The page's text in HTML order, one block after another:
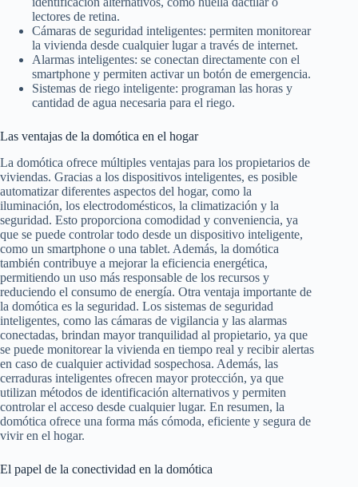
lectores de retina.
Cámaras de seguridad inteligentes: permiten monitorear
la vivienda desde cualquier lugar a través de internet.
Alarmas inteligentes: se conectan directamente con el
smartphone y permiten activar un botón de emergencia.
Sistemas de riego inteligente: programan las horas y
cantidad de agua necesaria para el riego.
Las ventajas de la domótica en el hogar
La domótica ofrece múltiples ventajas para los propietarios de
viviendas. Gracias a los dispositivos inteligentes, es posible
automatizar diferentes aspectos del hogar, como la
iluminación, los electrodomésticos, la climatización y la
seguridad. Esto proporciona comodidad y conveniencia, ya
que se puede controlar todo desde un dispositivo inteligente,
como un smartphone o una tablet. Además, la domótica
también contribuye a mejorar la eficiencia energética,
permitiendo un uso más responsable de los recursos y
reduciendo el consumo de energía. Otra ventaja importante de
la domótica es la seguridad. Los sistemas de seguridad
inteligentes, como las cámaras de vigilancia y las alarmas
conectadas, brindan mayor tranquilidad al propietario, ya que
se puede monitorear la vivienda en tiempo real y recibir alertas
en caso de cualquier actividad sospechosa. Además, las
cerraduras inteligentes ofrecen mayor protección, ya que
utilizan métodos de identificación alternativos y permiten
controlar el acceso desde cualquier lugar. En resumen, la
domótica ofrece una forma más cómoda, eficiente y segura de
vivir en el hogar.
El papel de la conectividad en la domótica